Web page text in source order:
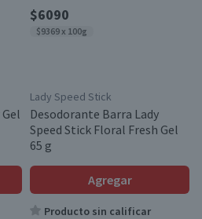
$6090
$9369 x 100g
Lady Speed Stick
Desodorante Barra Lady
Speed Stick Floral Fresh Gel
65 g
Agregar
Producto sin calificar